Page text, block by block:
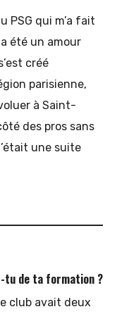
PSG qui m’a fait
été un amour
créé
parisienne,
à Saint-
des pros sans
une suite
tu de ta formation ?
club avait deux